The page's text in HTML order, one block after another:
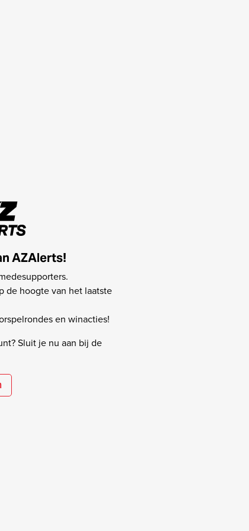
AZAlerts!
de hoogte van het laatste
en winacties!
Sluit je nu aan bij de